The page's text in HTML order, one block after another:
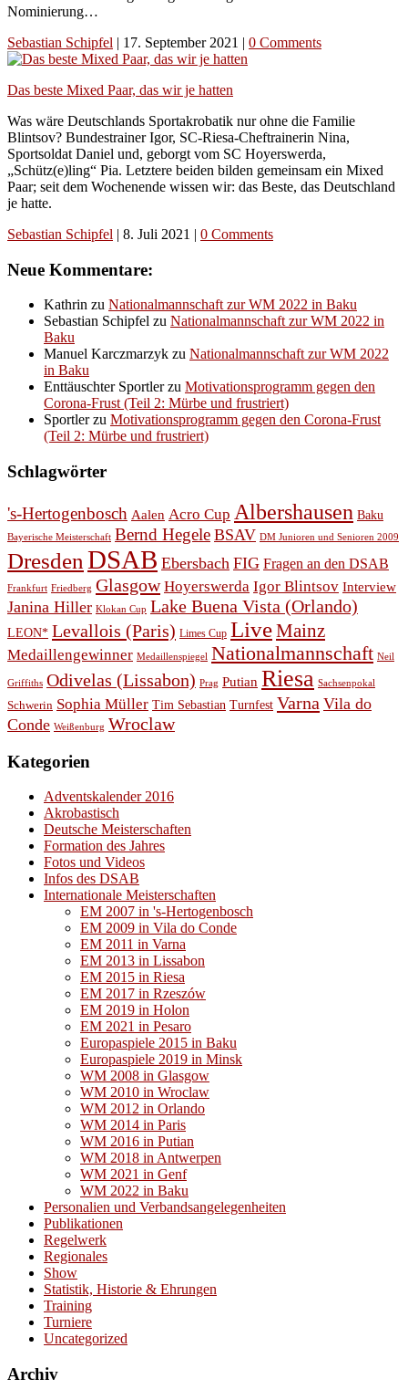
Nominierung…
Sebastian Schipfel | 17. September 2021 | 0 Comments
Das beste Mixed Paar, das wir je hatten
Was wäre Deutschlands Sportakrobatik nur ohne die Familie
Blintsov? Bundestrainer Igor, SC-Riesa-Cheftrainerin Nina,
Sportsoldat Daniel und, geborgt vom SC Hoyerswerda,
„Schütz(e)ling“ Pia. Letztere beiden bilden gemeinsam ein Mixed
Paar; seit dem Wochenende wissen wir: das Beste, das Deutschland
je hatte.
Sebastian Schipfel | 8. Juli 2021 | 0 Comments
Neue Kommentare:
Kathrin zu Nationalmannschaft zur WM 2022 in Baku
Sebastian Schipfel zu Nationalmannschaft zur WM 2022 in
Baku
Manuel Karczmarzyk zu Nationalmannschaft zur WM 2022
in Baku
Enttäuschter Sportlerzu Motivationsprogramm gegen den
Corona-Frust (Teil 2: Mürbe und frustriert)
Sportlerzu Motivationsprogramm gegen den Corona-Frust
(Teil 2: Mürbe und frustriert)
Schlagwörter
's-Hertogenbosch Aalen Acro Cup Albershausen Baku
Bayerische Meisterschaft Bernd Hegele BSAV DM Junioren und Senioren 2009
Dresden DSAB Ebersbach FIG Fragen an den DSAB
Frankfurt Friedberg Glasgow Hoyerswerda Igor Blintsov Interview
Janina Hiller Klokan Cup Lake Buena Vista (Orlando)
LEON* Levallois (Paris) Limes Cup LiveMainz
Medaillengewinner Medaillenspiegel Nationalmannschaft Neil
Griffiths Odivelas (Lissabon) Prag Putian Riesa Sachsenpokal
Schwerin Sophia Müller Tim Sebastian Turnfest Varna Vila do
Conde Weißenburg Wroclaw
Kategorien
Adventskalender 2016
Akrobastisch
Deutsche Meisterschaften
Formation des Jahres
Fotos und Videos
Infos des DSAB
Internationale Meisterschaften
EM 2007 in 's-Hertogenbosch
EM 2009 in Vila do Conde
EM 2011 in Varna
EM 2013 in Lissabon
EM 2015 in Riesa
EM 2017 in Rzeszów
EM 2019 in Holon
EM 2021 in Pesaro
Europaspiele 2015 in Baku
Europaspiele 2019 in Minsk
WM 2008 in Glasgow
WM 2010 in Wroclaw
WM 2012 in Orlando
WM 2014 in Paris
WM 2016 in Putian
WM 2018 in Antwerpen
WM 2021 in Genf
WM 2022 in Baku
Personalien und Verbandsangelegenheiten
Publikationen
Regelwerk
Regionales
Show
Statistik, Historie & Ehrungen
Training
Turniere
Uncategorized
Archiv